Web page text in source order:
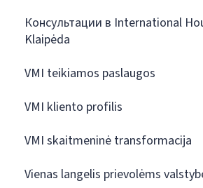
Консультации в International
Klaipėda
VMI teikiamos paslaugos
VMI kliento profilis
VMI skaitmeninė transformacija
Vienas langelis prievolėms